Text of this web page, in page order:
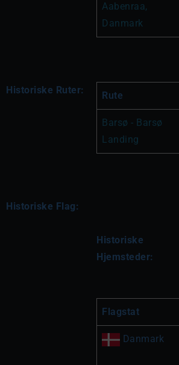
Aabenraa,
Danmark
Historiske Ruter: Rute
Barsø - Barsø
Landing
Historiske Flag:
Historiske
Hjemsteder:
Flagstat
Danmark